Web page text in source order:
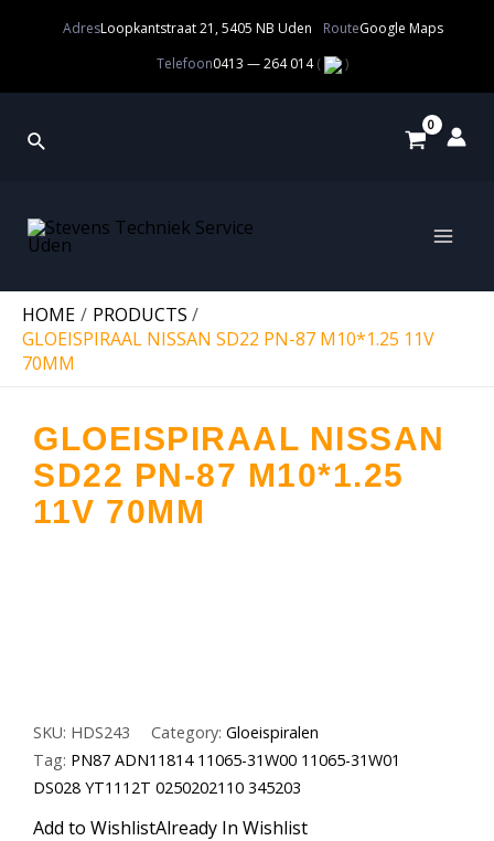
AdresLoopkantstraat 21, 5405 NB Uden RouteGoogle Maps
Telefoon0413 — 264 014( )
HOME
PRODUCTS
GLOEISPIRAAL NISSAN SD22 PN-87 M10*1.25 11V
70MM
GLOEISPIRAAL NISSAN
SD22 PN-87 M10*1.25
11V 70MM
SKU: HDS243 Category: Gloeispiralen
Tag: PN87 ADN11814 11065-31W00 11065-31W01
DS028 YT1112T 0250202110 345203
Add to WishlistAlready In Wishlist